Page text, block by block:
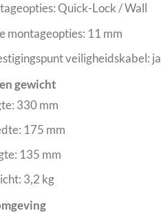
Quick-Lock / Wall
montageopties: 11 mm
veiligheidskabel: ja
gewicht
330 mm
175 mm
135 mm
3,2 kg